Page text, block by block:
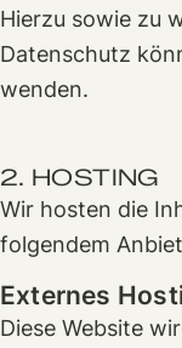
Hierzu sowie zu
Datenschutz
wenden.
2. HOSTING
Wir hosten die
folgendem
Externes
Diese Website